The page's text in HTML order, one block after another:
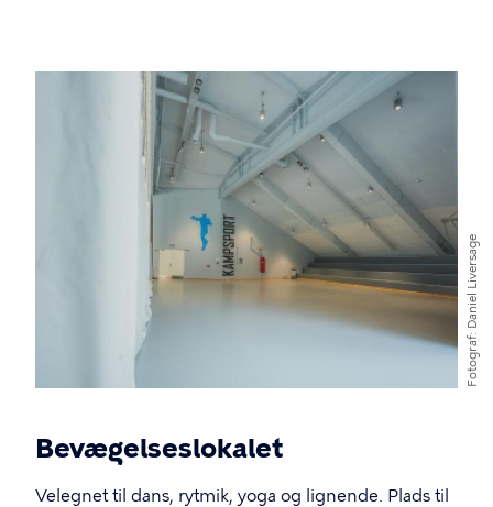
Fotograf
Daniel Liversage
Bevægelseslokalet
Velegnet til dans, rytmik, yoga og lignende. Plads til